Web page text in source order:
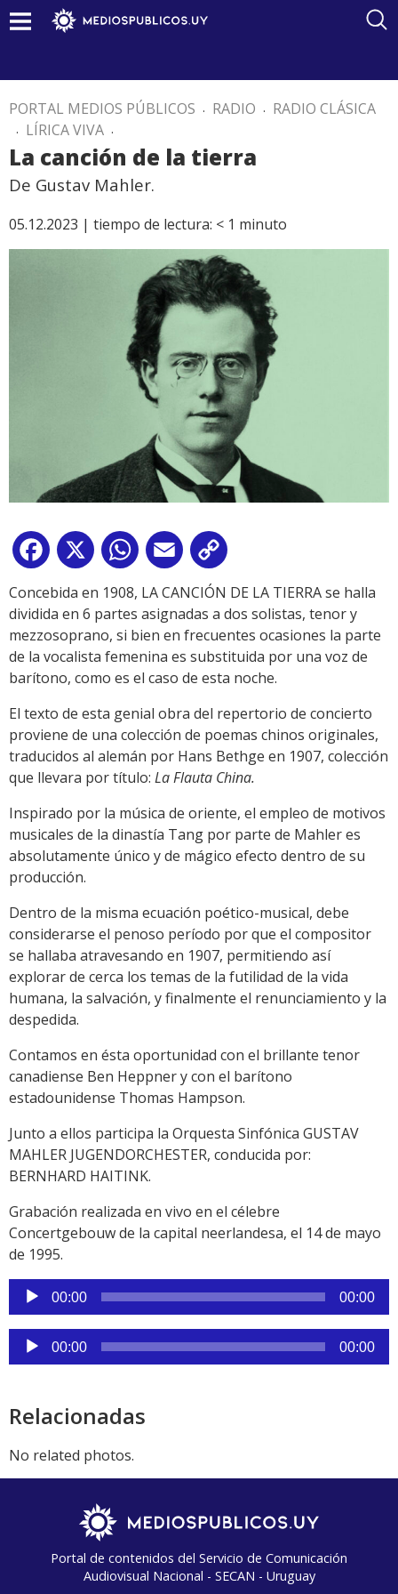
PORTAL MEDIOS PÚBLICOS . RADIO . RADIO CLÁSICA
. LÍRICA VIVA .
La canción de la tierra
De Gustav Mahler.
05.12.2023 | tiempo de lectura: < 1 minuto
Facebook
X WhatsApp
Email
Link
Concebida en 1908, LA CANCIÓN DE LA TIERRA se halla
dividida en 6 partes asignadas a dos solistas, tenor y
mezzosoprano, si bien en frecuentes ocasiones la parte
de la vocalista femenina es substituida por una voz de
barítono, como es el caso de esta noche.
El texto de esta genial obra del repertorio de concierto
proviene de una colección de poemas chinos originales,
traducidos al alemán por Hans Bethge en 1907, colección
que llevara por título: La Flauta China.
Inspirado por la música de oriente, el empleo de motivos
musicales de la dinastía Tang por parte de Mahler es
absolutamente único y de mágico efecto dentro de su
producción.
Dentro de la misma ecuación poético-musical, debe
considerarse el penoso período por que el compositor
se hallaba atravesando en 1907, permitiendo así
explorar de cerca los temas de la futilidad de la vida
humana, la salvación, y finalmente el renunciamiento y la
despedida.
Contamos en ésta oportunidad con el brillante tenor
canadiense Ben Heppner y con el barítono
estadounidense Thomas Hampson.
Junto a ellos participa la Orquesta Sinfónica GUSTAV
MAHLER JUGENDORCHESTER, conducida por:
BERNHARD HAITINK.
Grabación realizada en vivo en el célebre
Concertgebouw de la capital neerlandesa, el 14 de mayo
de 1995.
Reproductor
de
audio
00:00 00:00
Reproductor
de
00:00 00:00
Relacionadas
No related photos.
Portal de contenidos del Servicio de Comunicación
Audiovisual Nacional - SECAN - Uruguay